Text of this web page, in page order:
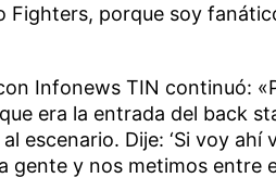
Fighters, porque soy
Infonews TIN continuó:
era la entrada del back
escenario. Dije: ‘Si voy ahí
gente y nos metimos entre